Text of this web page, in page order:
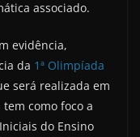
associado.
evidência,
da 1ª Olimpíada
será realizada em
como foco a
do Ensino